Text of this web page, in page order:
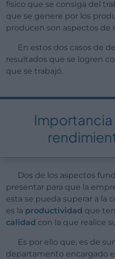
físico que se consiga del
que se genere por los
producen son aspectos de
En estos dos casos de deberá vincular los
resultados que se logren
que se trabajó.
Importancia
Dos de los aspectos fundamentales que se deben
presentar para que la
esta se pueda superar a la
es la productividad que
calidad con la que realice
Es por ello que, es de suma importancia que el
departamento encargado